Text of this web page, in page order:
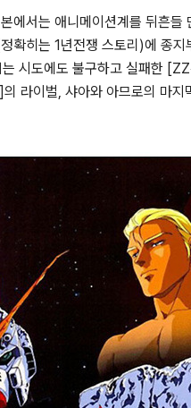
에서는 애니메이션계를 뒤흔
확히는 1년전쟁 스토리)에 종
시도에도 불구하고 실패한
라이벌, 샤아와 아므로의 마지